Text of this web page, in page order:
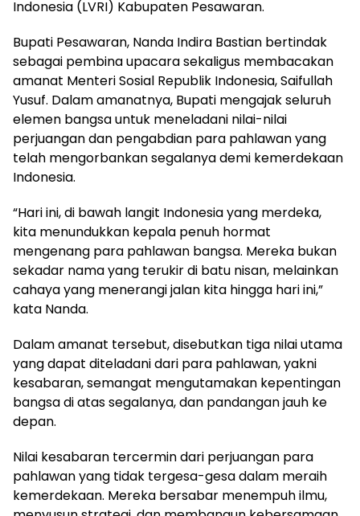
Indonesia (LVRI) Kabupaten Pesawaran.
Bupati Pesawaran, Nanda Indira Bastian bertindak
sebagai pembina upacara sekaligus membacakan
amanat Menteri Sosial Republik Indonesia, Saifullah
Yusuf. Dalam amanatnya, Bupati mengajak seluruh
elemen bangsa untuk meneladani nilai-nilai
perjuangan dan pengabdian para pahlawan yang
telah mengorbankan segalanya demi kemerdekaan
Indonesia.
“Hari ini, di bawah langit Indonesia yang merdeka,
kita menundukkan kepala penuh hormat
mengenang para pahlawan bangsa. Mereka bukan
sekadar nama yang terukir di batu nisan, melainkan
cahaya yang menerangi jalan kita hingga hari ini,”
kata Nanda.
Dalam amanat tersebut, disebutkan tiga nilai utama
yang dapat diteladani dari para pahlawan, yakni
kesabaran, semangat mengutamakan kepentingan
bangsa di atas segalanya, dan pandangan jauh ke
depan.
Nilai kesabaran tercermin dari perjuangan para
pahlawan yang tidak tergesa-gesa dalam meraih
kemerdekaan. Mereka bersabar menempuh ilmu,